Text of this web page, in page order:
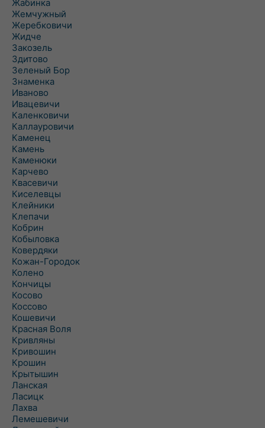
Жабинка
Жемчужный
Жеребковичи
Жидче
Закозель
Здитово
Зеленый Бор
Знаменка
Иваново
Ивацевичи
Каленковичи
Каллауровичи
Каменец
Камень
Каменюки
Карчево
Квасевичи
Киселевцы
Клейники
Клепачи
Кобрин
Кобыловка
Ковердяки
Кожан-Городок
Колено
Кончицы
Косово
Коссово
Кошевичи
Красная Воля
Кривляны
Кривошин
Крошин
Крытышин
Ланская
Ласицк
Лахва
Лемешевичи